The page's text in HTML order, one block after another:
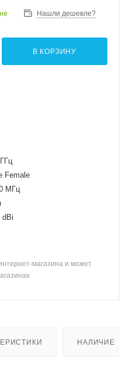
Нашли дешевле?
В КОРЗИНУ
Female
МГц
dBi
магазина и может
НАЛИЧИЕ